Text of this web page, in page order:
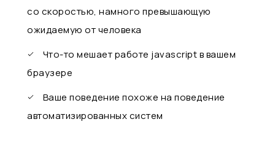
со скоростью, намного превышающую
ожидаемую от человека
Что-то мешает работе javascript в вашем
браузере
Ваше поведение похоже на поведение
автоматизированных систем